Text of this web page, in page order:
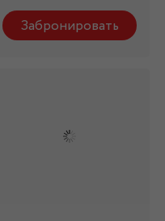
Забронировать